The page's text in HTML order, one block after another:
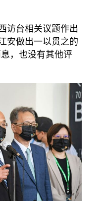
访台相关议题作出
安做出一以贯之的
，也没有其他评